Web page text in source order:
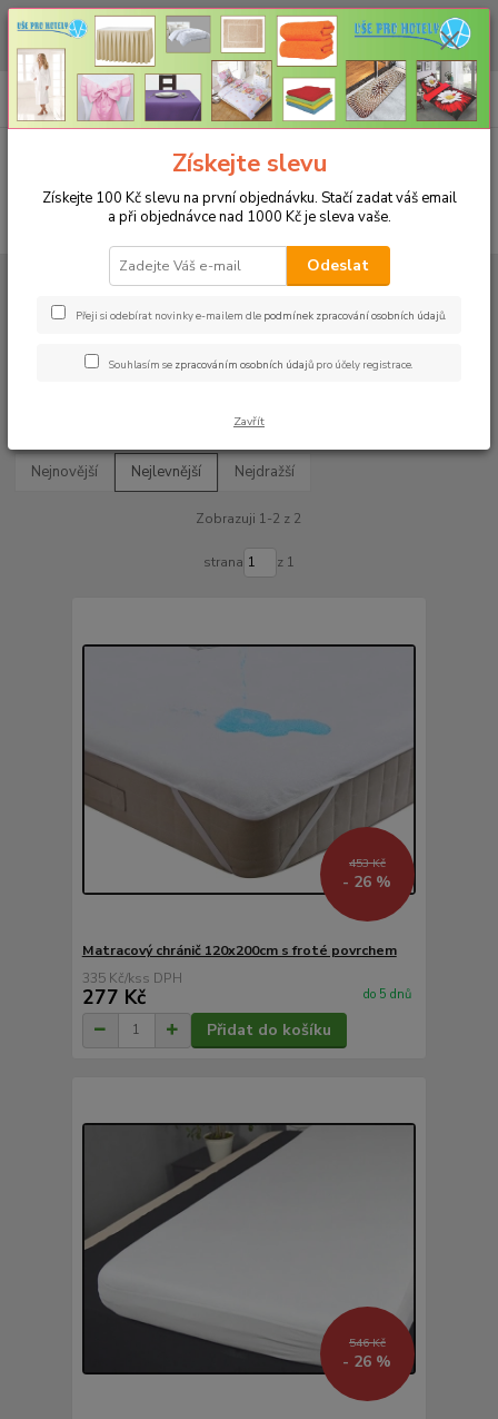
CHCETE NAKOUPIT VĚTŠÍ MNOŽSTVÍ NAŠICH PRODUKTŮ ZA LEPŠÍ
CENU? Klikněte ZDE
CZK
+420 773 794 023
Pondělí-pátek 9-16 hodin
0ks
za0 Kč
MATRACOVÉ CHRÁNIČE A NEPROPUSTÉ PROSTĚRADLA
Rozměr 120x200cm
Nejnovější Nejlevnější Nejdražší
Zobrazuji 1-2 z 2
strana z 1
453 Kč
- 26 %
Matracový chránič 120x200cm s froté povrchem
335 Kč/ks
277 Kč do 5 dnů
Přidat do košíku
546 Kč
- 26 %
Získejte slevu
Získejte 100 Kč slevu na první objednávku. Stačí zadat váš email
a při objednávce nad 1000 Kč je sleva vaše.
Odeslat
Přeji si odebírat novinky e-mailem dle podmínek zpracování osobních údajů.
Souhlasím se zpracováním osobních údajů pro účely registrace.
Zavřít